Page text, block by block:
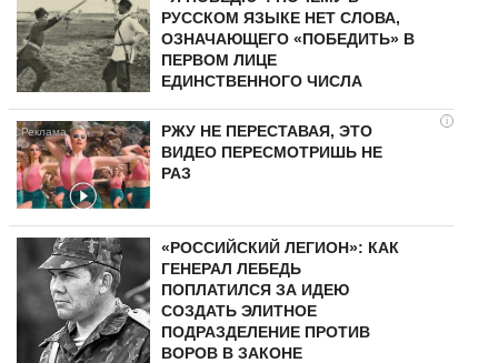
РУССКОМ ЯЗЫКЕ НЕТ СЛОВА,
ОЗНАЧАЮЩЕГО «ПОБЕДИТЬ» В
ПЕРВОМ ЛИЦЕ
ЕДИНСТВЕННОГО ЧИСЛА
i
РЖУ НЕ ПЕРЕСТАВАЯ, ЭТО
ВИДЕО ПЕРЕСМОТРИШЬ НЕ
РАЗ
«РОССИЙСКИЙ ЛЕГИОН»: КАК
ГЕНЕРАЛ ЛЕБЕДЬ
ПОПЛАТИЛСЯ ЗА ИДЕЮ
СОЗДАТЬ ЭЛИТНОЕ
ПОДРАЗДЕЛЕНИЕ ПРОТИВ
ВОРОВ В ЗАКОНЕ